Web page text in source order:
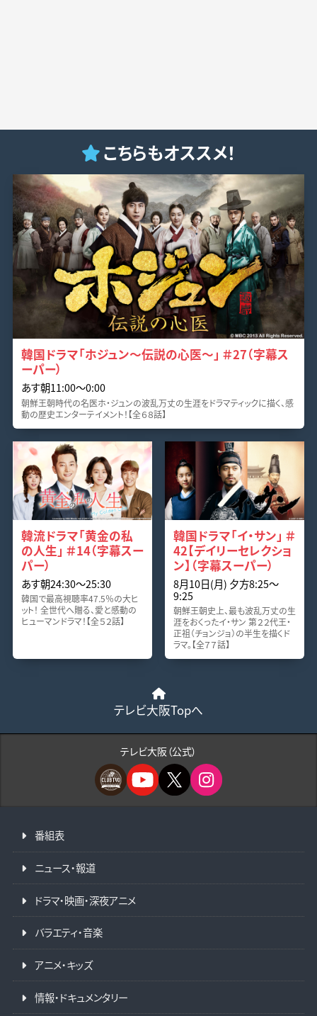
こちらもオススメ！
韓国ドラマ「ホジュン～伝説の心医～」 ＃27（字幕ス
ーパー）
あす朝11:00〜0:00
朝鮮王朝時代の名医ホ・ジュンの波乱万丈の生涯をドラマティックに描く、感
動の歴史エンターテイメント！【全６８話】
韓流ドラマ「黄金の私
の人生」 ＃14（字幕スー
パー）
あす朝24:30〜25:30
韓国で最高視聴率47.5％の大ヒ
ット！ 全世代へ贈る、愛と感動の
ヒューマンドラマ！【全５２話】
韓国ドラマ「イ・サン」 ＃
42【デイリーセレクショ
ン】（字幕スーパー）
8月10日(月) 夕方8:25〜
9:25
朝鮮王朝史上、最も波乱万丈の生
涯をおくったイ・サン 第２２代王・
正祖（チョンジョ）の半生を描くド
ラマ。【全７７話】
テレビ大阪Topへ
テレビ大阪（公式）
番組表
ニュース・報道
ドラマ・映画・深夜アニメ
バラエティ・音楽
アニメ・キッズ
情報・ドキュメンタリー